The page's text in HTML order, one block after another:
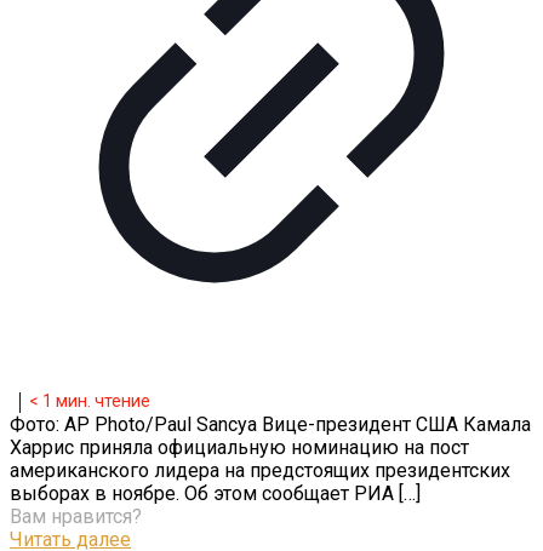
< 1 мин. чтение
Фото: AP Photo/Paul Sancya Вице-президент США Камала
Харрис приняла официальную номинацию на пост
американского лидера на предстоящих президентских
выборах в ноябре. Об этом сообщает РИА […]
Вам нравится?
Читать далее